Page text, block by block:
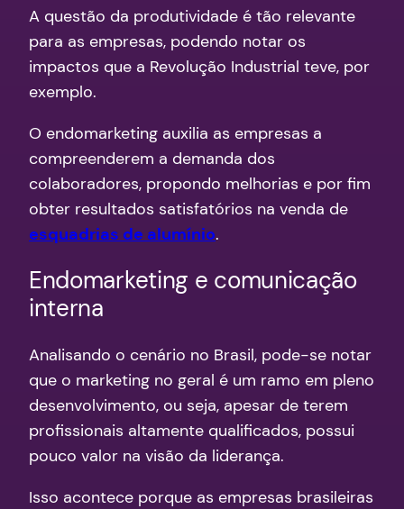
A questão da produtividade é tão relevante
para as empresas, podendo notar os
impactos que a Revolução Industrial teve, por
exemplo.
O endomarketing auxilia as empresas a
compreenderem a demanda dos
colaboradores, propondo melhorias e por fim
obter resultados satisfatórios na venda de
esquadrias de alumínio.
Endomarketing e comunicação
interna
Analisando o cenário no Brasil, pode-se notar
que o marketing no geral é um ramo em pleno
desenvolvimento, ou seja, apesar de terem
profissionais altamente qualificados, possui
pouco valor na visão da liderança.
Isso acontece porque as empresas brasileiras